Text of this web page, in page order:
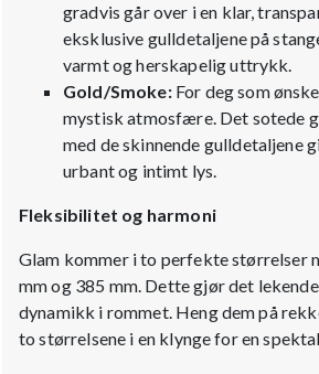
gradvis går over i en klar,
eksklusive gulldetaljene på
varmt og herskapelig uttrykk.
Gold/Smoke:For deg som
mystisk atmosfære. Det sotede
med de skinnende gulldetaljene
urbant og intimt lys.
Fleksibilitet og harmoni
Glam kommer i to perfekte størrelser
mm og 385 mm. Dette gjør det
dynamikk i rommet. Heng dem på
to størrelsene i en klynge for en